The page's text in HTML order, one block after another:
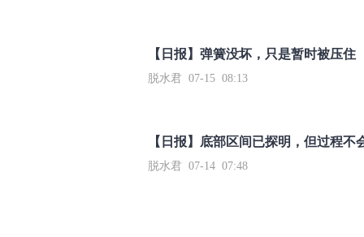
【日报】弹簧没坏，只是暂时被压住
脱水君 07-15 08:13
【日报】底部区间已探明，但过程不
脱水君 07-14 07:48